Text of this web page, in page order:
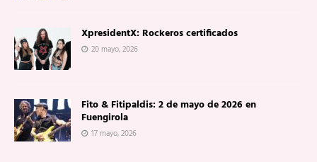
XpresidentX: Rockeros certificados
20 mayo, 2026
Fito & Fitipaldis: 2 de mayo de 2026 en
Fuengirola
17 mayo, 2026